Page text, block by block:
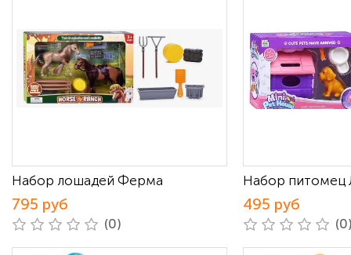
Набор лошадей Ферма
795 руб
(0)
Набор
495 руб